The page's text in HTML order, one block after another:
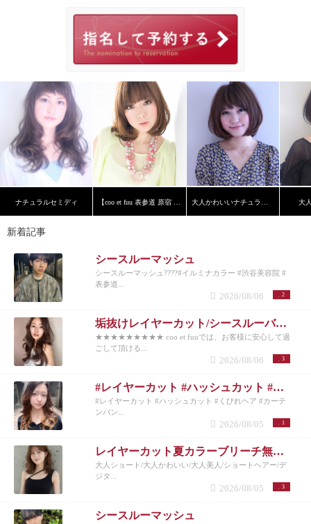
ナチュラルセミディ 【coo et fuu 表参道 原宿 青山】フレンチボブ 藤 大人かわいいナチュラルボブ 大
新着記事
シースルーマッシュ
シースルーマッシュ????#イルミナカラー #渋谷美容院 #
表参道...
2
2026/08/06
垢抜けレイヤーカット/シースルーバング◎夏のベージュカラー
★★★★★★★★★ coo et fuuでは、お客様に安心して過
ごして頂ける...
3
2026/08/06
#レイヤーカット #ハッシュカット #くびれヘア #カーテンバング #インナーカラー
#レイヤーカット #ハッシュカット #くびれヘア #カーテ
ンバン...
1
2026/08/05
レイヤーカット夏カラーブリーチ無しカラー
大人ショート/大人かわいい/大人美人/ショートヘアー/デ
ジタ...
3
2026/08/05
シースルーマッシュ